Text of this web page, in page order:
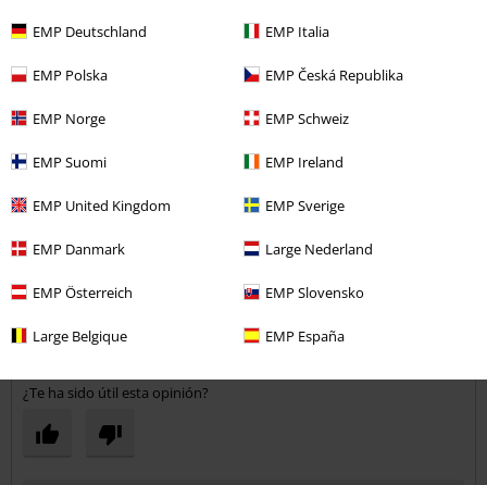
EMP Deutschland EMP Italia
EMP Polska EMP Česká Republika
EMP Norge EMP Schweiz
EMP Suomi EMP Ireland
EMP United Kingdom EMP Sverige
EMP Danmark Large Nederland
EMP Österreich EMP Slovensko
Large Belgique EMP España
Enviar comentario
Publicado: domingo, 21 febrero, 2016
Talla ideal. Tejido bueno. Queda super bien y divertida
¿Te ha sido útil esta opinión?